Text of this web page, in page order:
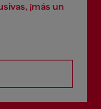
¡más un